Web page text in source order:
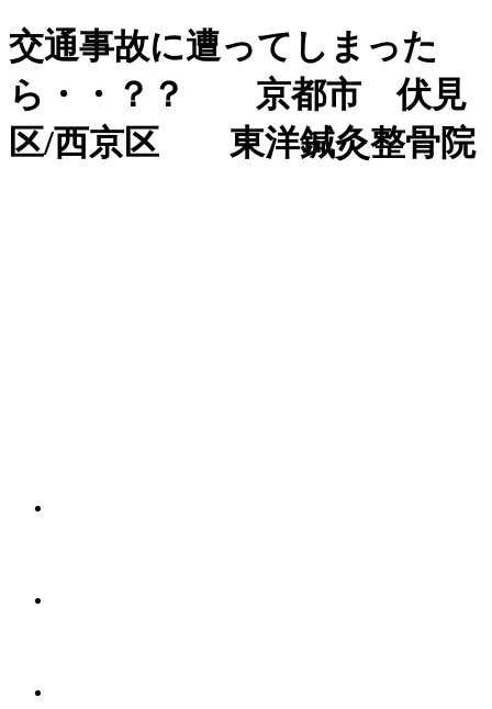
交通事故に遭ってしまった
ら・・？？ 京都市 伏見
区/西京区 東洋鍼灸整骨院